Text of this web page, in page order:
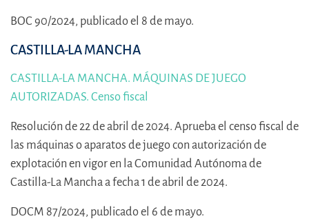
BOC 90/2024, publicado el 8 de mayo.
CASTILLA-LA MANCHA
CASTILLA-LA MANCHA. MÁQUINAS DE JUEGO
AUTORIZADAS. Censo fiscal
Resolución de 22 de abril de 2024. Aprueba el censo fiscal de
las máquinas o aparatos de juego con autorización de
explotación en vigor en la Comunidad Autónoma de
Castilla-La Mancha a fecha 1 de abril de 2024.
DOCM 87/2024, publicado el 6 de mayo.